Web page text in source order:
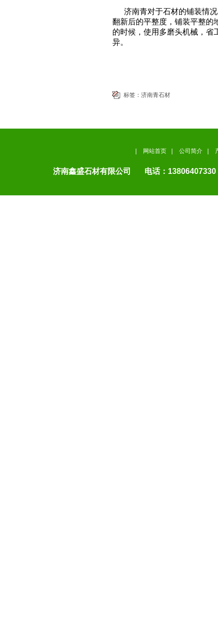
济南青对于石材的铺装情况
翻新后的平整度，铺装平整的
的时候，使用多磨头机械，省
异。
标签： 济南青石材
网站首页 公司简介
济南鑫盛石材有限公司 电话：